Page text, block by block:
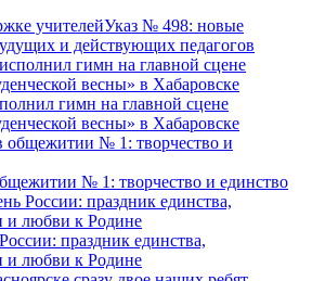
Указ № 498: новые
и действующих педагогов
гимн на главной сцене
весны» в Хабаровске
№ 1: творчество и единство
праздник единства,
и любви к Родине